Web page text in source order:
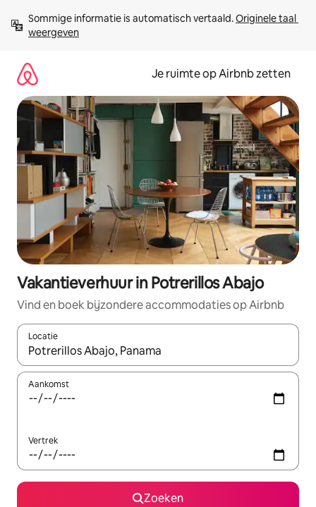
direct
naar
Sommige informatie is automatisch vertaald. Originele taal
weergeven
Je ruimte op Airbnb zetten
Vakantieverhuur in Potrerillos Abajo
Vind en boek bijzondere accommodaties op Airbnb
Locatie
Wanneer er suggesties beschikbaar zijn, maak je een keuze
Aankomst
Vertrek
Zoeken